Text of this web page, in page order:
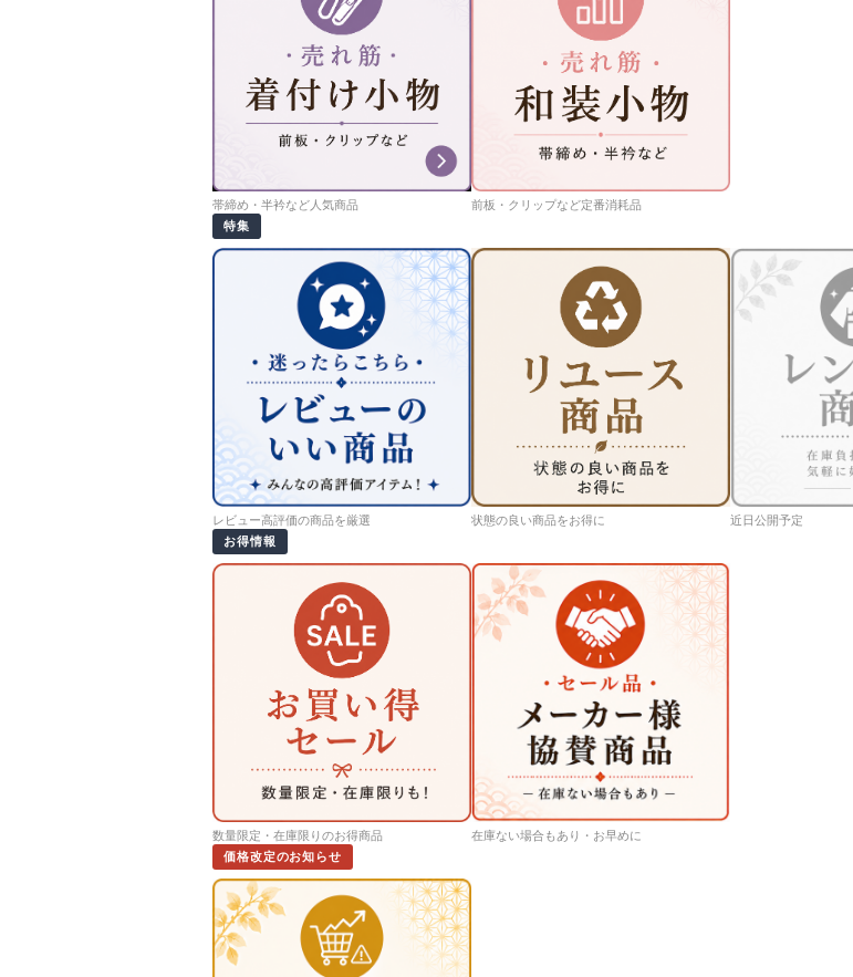
帯締め・半衿など人気商品
前板・クリップなど定番消耗品
特集
レビュー高評価の商品を厳選 状態の良い商品をお得に
近日公開予定
お得情報
数量限定・在庫限りのお得商品
在庫ない場合もあり・お早めに
価格改定のお知らせ